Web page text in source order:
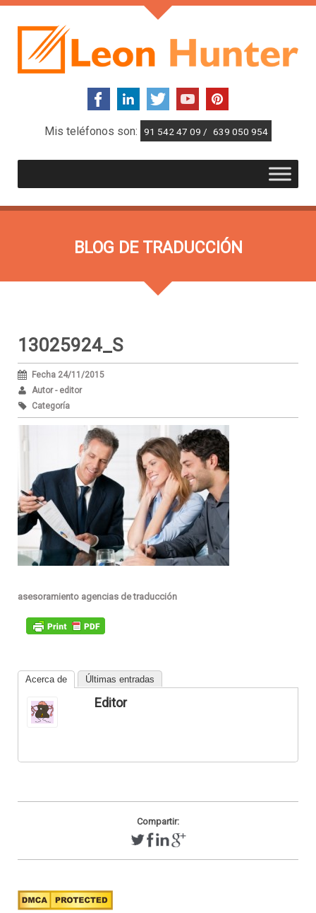
Mis teléfonos son: 91 542 47 09 / 639 050 954
BLOG DE TRADUCCIÓN
13025924_S
Fecha 24/11/2015
Autor - editor
Categoría
asesoramiento agencias de traducción
Acerca de Últimas entradas
Editor
Compartir: